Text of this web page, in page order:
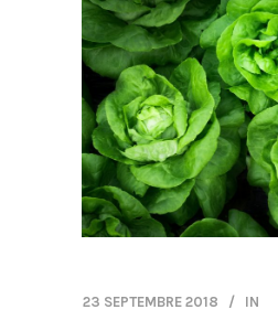
23 SEPTEMBRE 2018 IN